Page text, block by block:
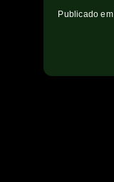
Publicado em